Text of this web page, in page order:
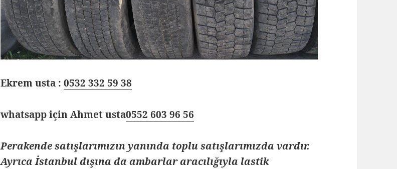
Ekrem usta :0532 332 59 38
whatsapp için Ahmet usta0552 603 96 56
Perakende satışlarımızın yanında toplu satışlarımızda vardır.
Ayrıca İstanbul dışına da ambarlar aracılığıyla lastik